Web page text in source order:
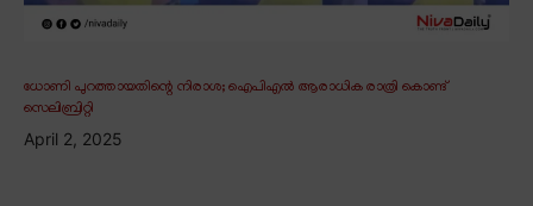
ധോണി പുറത്തായതിന്റെ നിരാശ; ഐപിഎൽ ആരാധിക രാത്രി കൊണ്ട്
സെലിബ്രിറ്റി
April 2, 2025